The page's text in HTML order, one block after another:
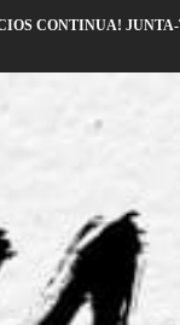
CONTINUA! JUNTA-